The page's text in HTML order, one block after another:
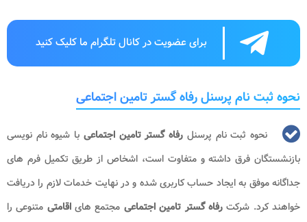
برای عضویت در کانال تلگرام ما کلیک کنید
نحوه ثبت نام پرسنل رفاه گستر تامین اجتماعی
نحوه ثبت نام پرسنل رفاه گستر تامین اجتماعی با شیوه نام نویسی
بازنشستگان فرق داشته و متفاوت است، اشخاص از طریق تکمیل فرم های
جداگانه موفق به ایجاد حساب کاربری شده و در نهایت خدمات لازم را دریافت
خواهند کرد. شرکترفاه گستر تامین اجتماعی مجتمع هایاقامتی متنوعی را